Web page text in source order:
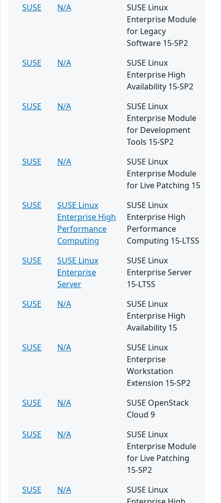
SUSE
N/A
SUSE Linux
Enterprise Module
for Legacy
Software 15-SP2
SUSE
N/A
SUSE Linux
Enterprise High
Availability 15-SP2
SUSE
N/A
SUSE Linux
Enterprise Module
for Development
Tools 15-SP2
SUSE
N/A
SUSE Linux
Enterprise Module
for Live Patching 15
SUSE
SUSE Linux
Enterprise High
Performance
Computing
SUSE Linux
Enterprise High
Performance
Computing 15-LTSS
SUSE
SUSE Linux
Enterprise
Server
SUSE Linux
Enterprise Server
15-LTSS
SUSE
N/A
SUSE Linux
Enterprise High
Availability 15
SUSE
N/A
SUSE Linux
Enterprise
Workstation
Extension 15-SP2
SUSE
N/A
SUSE OpenStack
Cloud 9
SUSE
N/A
SUSE Linux
Enterprise Module
for Live Patching
15-SP2
SUSE
N/A
SUSE Linux